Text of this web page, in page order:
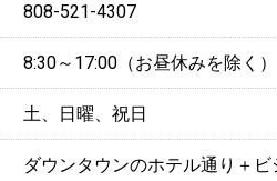
808-521-4307
8:30～17:00（お昼休みを除く）
土、日曜、祝日
ダウンタウンのホテル通り＋